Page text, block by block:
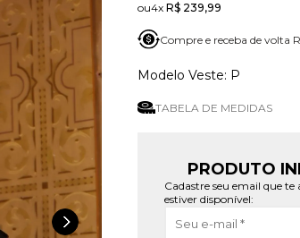
4xR$ 239,99
Compre e receba de volta
P
TABELA DE MEDIDAS
PRODUTO
Cadastre seu email que
estiver disponível: